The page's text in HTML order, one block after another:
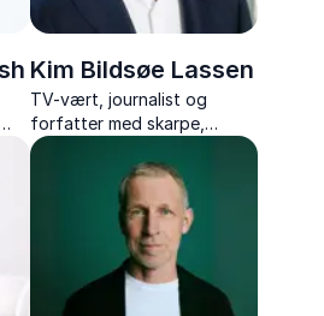
Kim Bildsøe Lassen
TV-vært, journalist og
forfatter med skarpe,
underholdende og aktuelle
foredrag om medier, politik
og samfund.